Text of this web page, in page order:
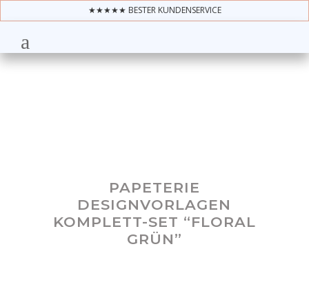
★★★★★ BESTER KUNDENSERVICE
PAPETERIE
DESIGNVORLAGEN
KOMPLETT-SET “FLORAL
GRÜN”